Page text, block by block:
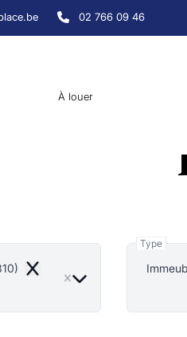
02 766 09 46
À louer
Remove
Type